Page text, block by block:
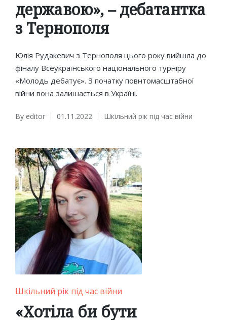
державою», – дебатантка
з Тернополя
Юлія Рудакевич з Тернополя цього року вийшла до
фіналу Всеукраїнського національного турніру
«Молодь дебатує». З початку повнтомасштабної
війни вона залишається в Україні.
Posted
By editor 01.11.2022
Posted
Шкільний рік під час війни
Posted
Шкільний рік під час війни
«Хотіла би бути